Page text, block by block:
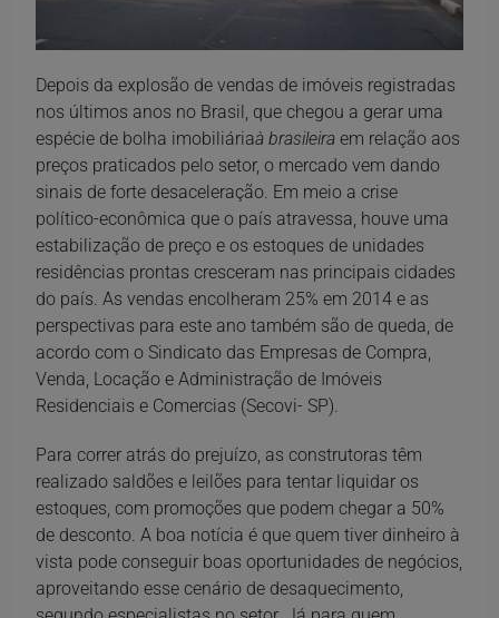
Depois da explosão de vendas de imóveis registradas
nos últimos anos no Brasil, que chegou a gerar uma
espécie de bolha imobiliáriaà brasileira em relação aos
preços praticados pelo setor, o mercado vem dando
sinais de forte desaceleração. Em meio a crise
político-econômica que o país atravessa, houve uma
estabilização de preço e os estoques de unidades
residências prontas cresceram nas principais cidades
do país. As vendas encolheram 25% em 2014 e as
perspectivas para este ano também são de queda, de
acordo com o Sindicato das Empresas de Compra,
Venda, Locação e Administração de Imóveis
Residenciais e Comercias (Secovi- SP).
Para correr atrás do prejuízo, as construtoras têm
realizado saldões e leilões para tentar liquidar os
estoques, com promoções que podem chegar a 50%
de desconto. A boa notícia é que quem tiver dinheiro à
vista pode conseguir boas oportunidades de negócios,
aproveitando esse cenário de desaquecimento,